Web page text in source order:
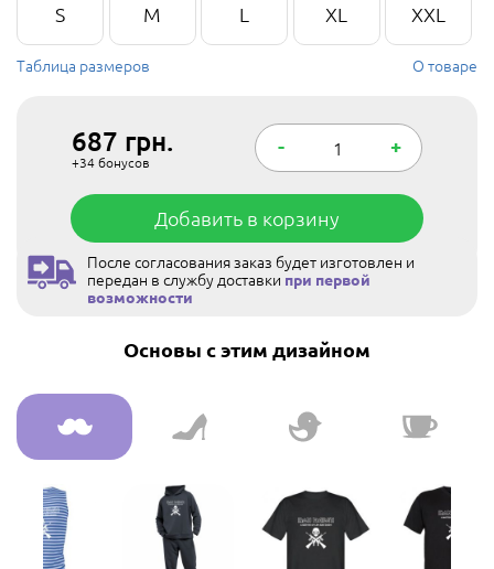
S M L XL XXL
Таблица размеров О товаре
687 грн.
+34бонусов
- +
Добавить в корзину
После согласования заказ будет изготовлен и
передан в службу доставки при первой
возможности
Основы с этим дизайном